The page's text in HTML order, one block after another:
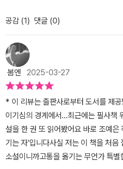
떤 지역에서 조용히 이뤄지고 있을수
꾸려져있다. 저자가 밟아온 출간의 순
먼저 읽었다면 또 다른 일렁임이 있었
사람이 제일 무섭지만, 또 가장 애틋한
다. '대신 울어주고 싶고, 내가 대신 아
마음에 상처가 나지 않았으면 해요. 누
참 신기하게도 그렇더라고요.'라는 내
르게하는 찬과 란, 창과 채린. 꼭 연인
인물들이었다.
게 스스로를 버리고 타인을 희생시키
죠?p. 229이 모든 것은 불가능한 것을
가족이 고칠 수 없는 병에 걸렸다면 어
고 싶을 것입니다. 그렇게 절박한 사람
있습니다. 악인은 절박함을 이용해 돈
남에게 고통을 옮기는 능력을 지닌 어
에 악인의 꼭두각시 노릇을 합니다. 악
을 오랫동안 이용하려고 찬의 고통을
려옵니다. 주기적으로 고통을, 병을,
에 매일 괴로워하고, 결국 내면의 중요
은 채 살아갑니다. 동생 란도 자신의
신만 아니면 찬이 능력을 쓸 필요가 없
모두 완독이 가능했다. ​그동안 가족이
'내가 대신 그만큼 아파 주고 싶다.'라
활자로 열리는 듯한 느낌을 받았던 작품이었다. 물론, 작품의 내용은
악랄한 자들이 란과 찬 형제들을 이용
더욱 견고하게 만들었지만 조카를 살
모습들은 인상적이었다. 조예은 작가
작되었다는 것을 새삼스럽게 느꼈다.
러싼 이야기. 과거로 거슬러 올라갈수
구에게는 괴롭기만한 능력이 누구에게
과 같은 필요한 능력. 과연 이이야기의
종된 아이, 피해자와 혈액이 일치하지
아이의 몸, 또다시 출현한 축복……. 시
던 능력은 아니었다. 자신의 형인 찬이
빌미로 삼아, 자신의 돈벌이로 이용한
잔이하다 못해 인간이 이럴 수 있나 싶
허무하고, 끝까지 동생을 위해 무언갈
인간의 본능과 욕심이 만들어낸 더러
을 위해서 란의 능력이 필요한 이창은
설은 인간의 욕망과 욕심이 만들어낸
공감 (1) 댓글 (0)
봄엔 2025-03-27
* 이 리뷰는 출판사로부터 도서를 제
이기심의 경계에서...최근에는 필사책
설을 한 권 또 읽어봤어요 바로 조예
기는 자'입니다​사실 저는 이 책을 처음
소설이니까고통을 옮기는 무언가 특